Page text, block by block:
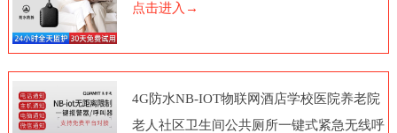
点击进入→
4G防水NB-IOT物联网酒店学校医院养老院
老人社区卫生间公共厕所一键式紧急无线呼